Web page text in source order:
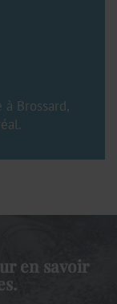
Brossard,
en savoir